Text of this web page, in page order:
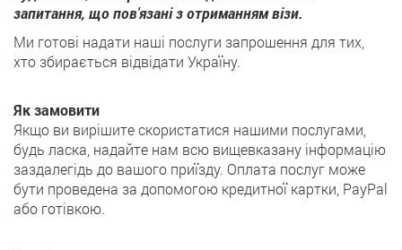
запитання, що пов'язані з отриманням візи.
Ми готові надати наші послуги запрошення для тих,
хто збирається відвідати Україну.
Як замовити
Якщо ви вирішите скористатися нашими послугами,
будь ласка, надайте нам всю вищевказану інформацію
заздалегідь до вашого приїзду. Оплата послуг може
бути проведена за допомогою кредитної картки, PayPal
або готівкою.